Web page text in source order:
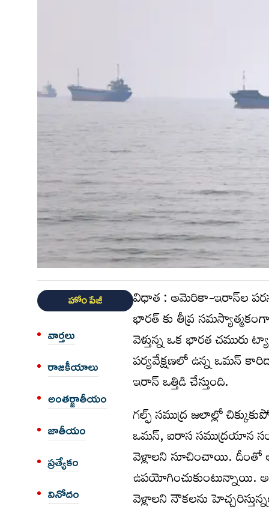
హోం పేజీ
వార్త‌లు
రాజకీయాలు
అంత‌ర్జాతీయం
జాతీయం
ప్రత్యేకం
వినోదం
విధాత : అమెరికా-ఇరాన్‌ల
భారత్ కు తీవ్ర
వెళ్తున్న ఒక భారత
పర్యవేక్షణలో ఉన్న ఒమన్
ఇరాన్ ఒత్తిడి చేస్తుంది.
గల్ఫ్‌ సముద్ర జలాల్లో
ఒమన్‌, ఐరాస సముద్రయాన
వెళ్లాలని సూచించాయి. దీంతో
ఉపయోగించుకుంటున్నాయి.
వెళ్లాలని నౌకలను